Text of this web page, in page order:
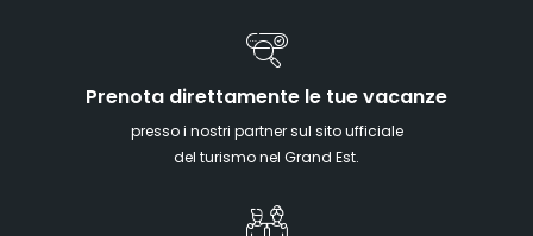
Prenota direttamente le tue vacanze
presso i nostri partner sul sito ufficiale
del turismo nel Grand Est.